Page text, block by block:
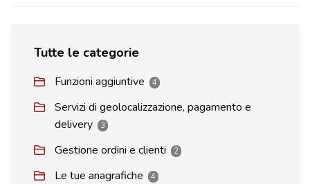
Tutte le categorie
Funzioni aggiuntive 4
Servizi di geolocalizzazione, pagamento e
delivery
3
Gestione ordini e clienti 2
Le tue anagrafiche 4